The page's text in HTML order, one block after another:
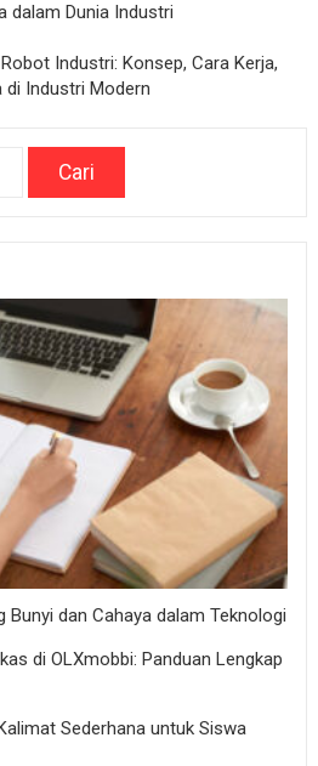
dalam Dunia Industri
Industri: Konsep, Cara Kerja,
di Industri Modern
Bunyi dan Cahaya dalam Teknologi
di OLXmobbi: Panduan Lengkap
Sederhana untuk Siswa